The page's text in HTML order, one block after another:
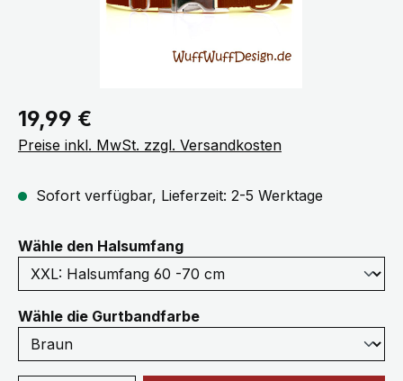
Regulärer Preis:
19,99 €
Preise inkl. MwSt. zzgl. Versandkosten
Sofort verfügbar, Lieferzeit: 2-5 Werktage
Wähle den Halsumfangauswählen
Wähle die Gurtbandfarbeauswählen